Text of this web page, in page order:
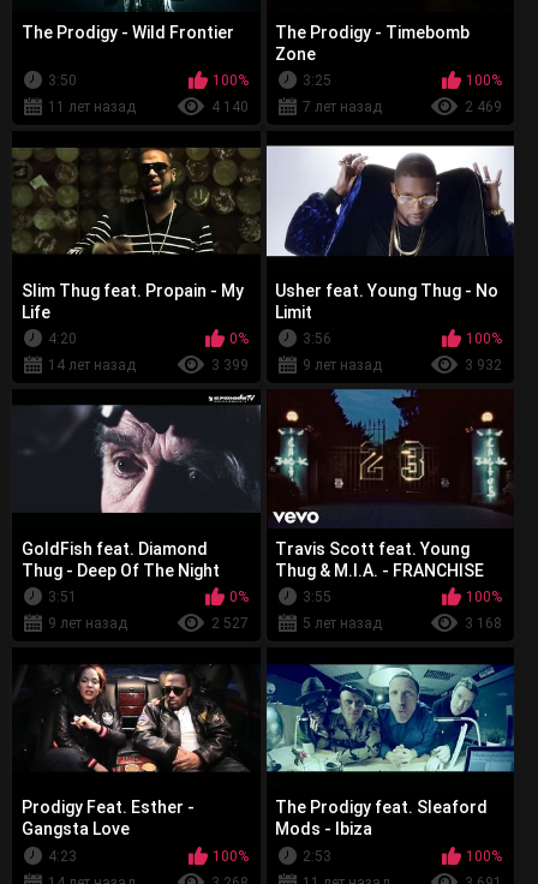
The Prodigy - Wild Frontier
3:50
100%
11 лет назад
4 140
The Prodigy - Timebomb
Zone
3:25
100%
7 лет назад
2 469
Slim Thug feat. Propain - My
Life
4:20
0%
14 лет назад
3 399
Usher feat. Young Thug - No
Limit
3:56
100%
9 лет назад
3 932
GoldFish feat. Diamond
Thug - Deep Of The Night
3:51
0%
9 лет назад
2 527
Travis Scott feat. Young
Thug & M.I.A. - FRANCHISE
3:55
100%
5 лет назад
3 168
Prodigy Feat. Esther -
Gangsta Love
4:23
100%
The Prodigy feat. Sleaford
Mods - Ibiza
2:53
100%